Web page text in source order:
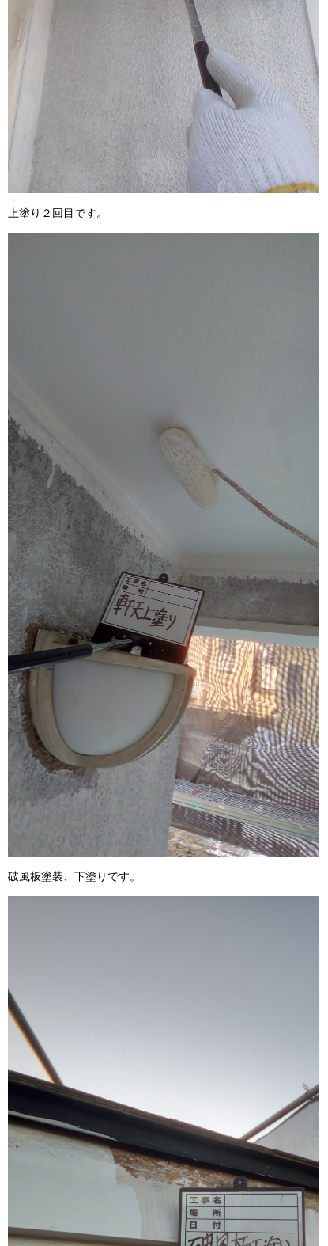
上塗り２回目です。
破風板塗装、下塗りです。